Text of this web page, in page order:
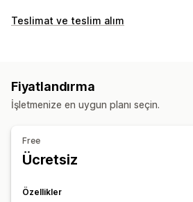
Etiketler ve ambalaj
Kargo ücretleri
Sipariş senkronizasyonu
E-posta bildirimleri
Teslimat ve teslim alım
Dinamik fiyatlar Minimum değerler
Kargo etiketleri
Çoklu konum
E-posta bildirimleri
Fiyatlandırma
İşletmenize en uygun planı seçin.
Free
Ücretsiz
Özellikler